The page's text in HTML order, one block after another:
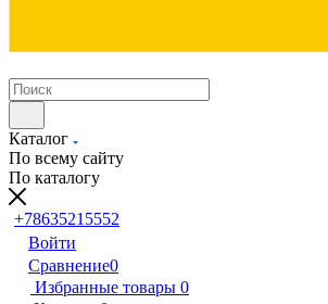
Каталог
По всему сайту
По каталогу
+78635215552
Войти
Сравнение0
Избранные товары 0